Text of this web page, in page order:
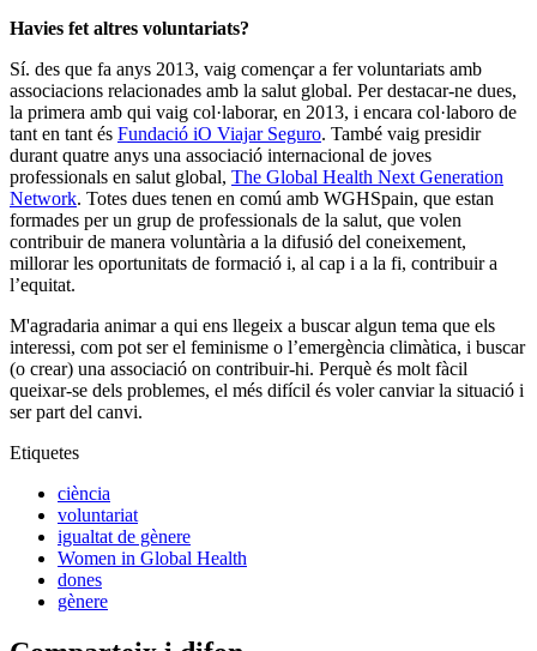
Havies fet altres voluntariats?
Sí. des que fa anys 2013, vaig començar a fer voluntariats amb
associacions relacionades amb la salut global. Per destacar-ne dues,
la primera amb qui vaig col·laborar, en 2013, i encara col·laboro de
tant en tant és Fundació iO Viajar Seguro. També vaig presidir
durant quatre anys una associació internacional de joves
professionals en salut global, The Global Health Next Generation
Network. Totes dues tenen en comú amb WGHSpain, que estan
formades per un grup de professionals de la salut, que volen
contribuir de manera voluntària a la difusió del coneixement,
millorar les oportunitats de formació i, al cap i a la fi, contribuir a
l’equitat.
M'agradaria animar a qui ens llegeix a buscar algun tema que els
interessi, com pot ser el feminisme o l’emergència climàtica, i buscar
(o crear) una associació on contribuir-hi. Perquè és molt fàcil
queixar-se dels problemes, el més difícil és voler canviar la situació i
ser part del canvi.
Etiquetes
ciència
voluntariat
igualtat de gènere
Women in Global Health
dones
gènere